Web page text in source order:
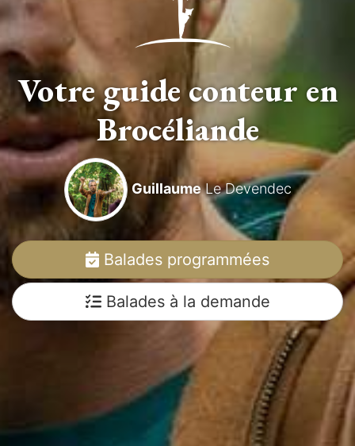
Votre guide conteur en
Brocéliande
GuillaumeLe Devendec
Balades programmées
Balades à la demande